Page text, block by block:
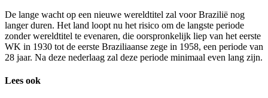
De lange wacht op een nieuwe wereldtitel zal voor Brazilië nog
langer duren. Het land loopt nu het risico om de langste periode
zonder wereldtitel te evenaren, die oorspronkelijk liep van het eerste
WK in 1930 tot de eerste Braziliaanse zege in 1958, een periode van
28 jaar. Na deze nederlaag zal deze periode minimaal even lang zijn.
Lees ook